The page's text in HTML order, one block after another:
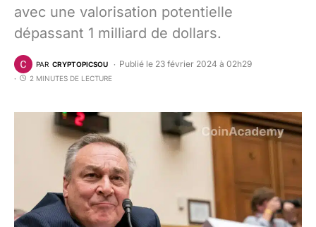
avec une valorisation potentielle
dépassant 1 milliard de dollars.
PAR CRYPTOPICSOU Publié le 23 février 2024 à 02h29
2 MINUTES DE LECTURE